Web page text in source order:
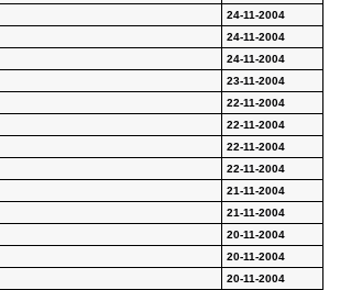
24-11-2004
24-11-2004
24-11-2004
23-11-2004
22-11-2004
22-11-2004
22-11-2004
22-11-2004
21-11-2004
21-11-2004
20-11-2004
20-11-2004
20-11-2004